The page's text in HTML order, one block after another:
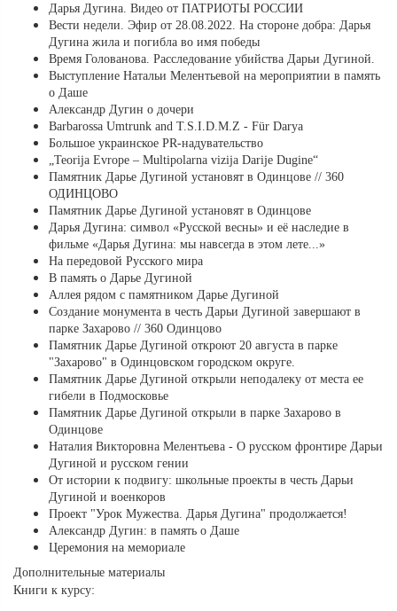
Дарья Дугина. Видео от ПАТРИОТЫ РОССИИ
Вести недели. Эфир от 28.08.2022. На стороне добра: Дарья
Дугина жила и погибла во имя победы
Время Голованова. Расследование убийства Дарьи Дугиной.
Выступление Натальи Мелентьевой на мероприятии в память
о Даше
Александр Дугин о дочери
Barbarossa Umtrunk and T.S.I.D.M.Z - Für Darya
Большое украинское PR-надувательство
„Teorija Evrope – Multipolarna vizija Darije Dugine“
Памятник Дарье Дугиной установят в Одинцове // 360
ОДИНЦОВО
Памятник Дарье Дугиной установят в Одинцове
Дарья Дугина: символ «Русской весны» и её наследие в
фильме «Дарья Дугина: мы навсегда в этом лете...»
На передовой Русского мира
В память о Дарье Дугиной
Аллея рядом с памятником Дарье Дугиной
Создание монумента в честь Дарьи Дугиной завершают в
парке Захарово // 360 Одинцово
Памятник Дарье Дугиной откроют 20 августа в парке
"Захарово" в Одинцовском городском округе.
Памятник Дарье Дугиной открыли неподалеку от места ее
гибели в Подмосковье
Памятник Дарье Дугиной открыли в парке Захарово в
Одинцове
Наталия Викторовна Мелентьева - О русском фронтире Дарьи
Дугиной и русском гении
От истории к подвигу: школьные проекты в честь Дарьи
Дугиной и военкоров
Проект "Урок Мужества. Дарья Дугина" продолжается!
Александр Дугин: в память о Даше
Церемония на мемориале
Дополнительные материалы
Книги к курсу: